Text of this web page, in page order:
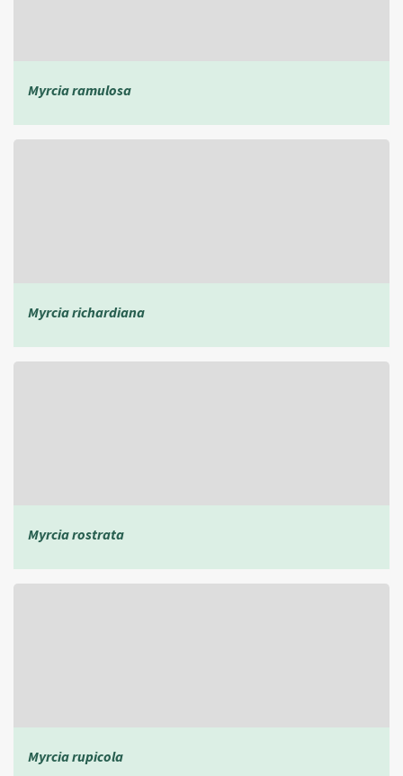
Myrcia ramulosa
Myrcia richardiana
Myrcia rostrata
Myrcia rupicola